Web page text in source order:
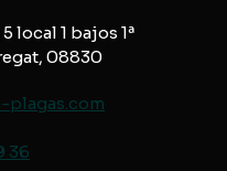
local 1 bajos 1ª
08830
plagas.com
36